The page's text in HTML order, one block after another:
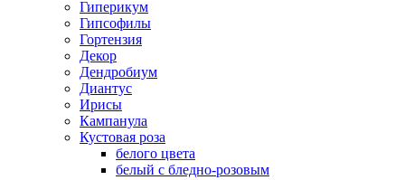
Гиперикум
Гипсофилы
Гортензия
Декор
Дендробиум
Диантус
Ирисы
Кампанула
Кустовая роза
белого цвета
белый с бледно-розовым